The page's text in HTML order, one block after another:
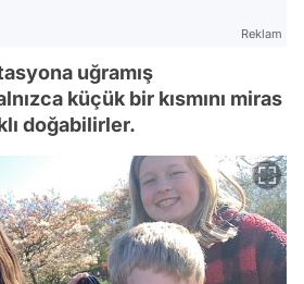
Reklam
uğramış
küçük bir kısmını miras
doğabilirler.